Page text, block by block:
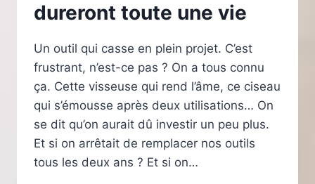
dureront toute une vie
Un outil qui casse en plein projet. C’est
frustrant, n’est-ce pas ? On a tous connu
ça. Cette visseuse qui rend l’âme, ce ciseau
qui s’émousse après deux utilisations… On
se dit qu’on aurait dû investir un peu plus.
Et si on arrêtait de remplacer nos outils
tous les deux ans ? Et si on…